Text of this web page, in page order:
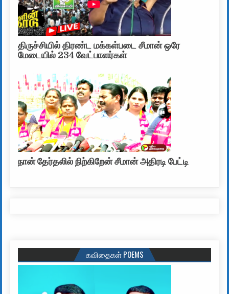
திருச்சியில் திரண்ட மக்கள்படை சீமான் ஒரே
மேடையில் 234 வேட்பாளர்கள்
நான் தேர்தலில் நிற்கிறேன் சீமான் அதிரடி பேட்டி
கவிதைகள் POEMS